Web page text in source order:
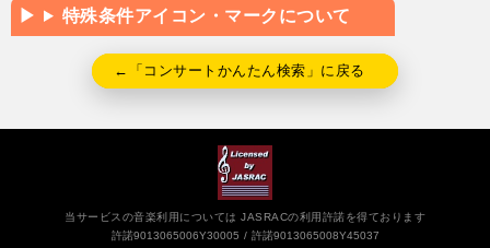
特殊条件アイコン・マークについて
←「コンサートかんたん検索」に戻る
当サービスの音楽利用については JASRACの利用許諾を得ております
許諾9013065006Y30005
許諾9013065008Y45037